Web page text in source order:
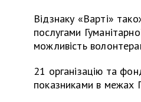
Відзнаку «Варті»
послугами
можливість
21 організацію та
показниками в межах